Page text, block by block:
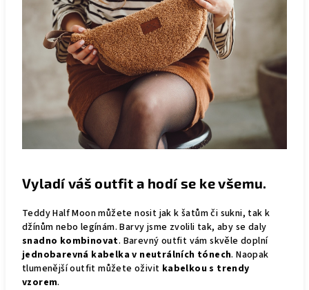
Vyladí váš outfit a hodí se ke všemu.
Teddy Half Moon můžete nosit jak k šatům či sukni, tak k
džínům nebo legínám. Barvy jsme zvolili tak, aby se daly
snadno kombinovat. Barevný outfit vám skvěle doplní
jednobarevná kabelka v neutrálních tónech. Naopak
tlumenější outfit můžete oživit kabelkou s trendy
vzorem.